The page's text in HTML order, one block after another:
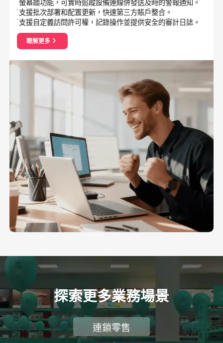
螢幕牆功能，可實時追蹤設備連線併發送及時的警報通知。
支援批次部署和配置更新，快速第三方賬戶整合。
支援自定義訪問許可權，記錄操作並提供安全的審計日誌。
瞭解更多about 遠端操作與維護
探索更多業務場景
連鎖零售